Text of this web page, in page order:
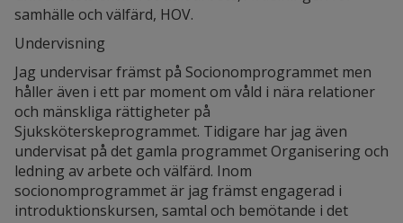
samhälle och välfärd, HOV.
Undervisning
Jag undervisar främst på Socionomprogrammet men
håller även i ett par moment om våld i nära relationer
och mänskliga rättigheter på
Sjuksköterskeprogrammet. Tidigare har jag även
undervisat på det gamla programmet Organisering och
ledning av arbete och välfärd. Inom
socionomprogrammet är jag främst engagerad i
introduktionskursen, samtal och bemötande i det